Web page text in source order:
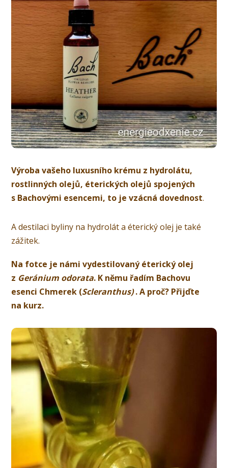
Výroba vašeho luxusního krému z hydrolátu,
rostlinných olejů, éterických olejů spojených
s Bachovými esencemi, to je vzácná dovednost.
A destilaci byliny na hydrolát a éterický olej je také
zážitek.
Na fotce je námi vydestilovaný éterický olej
z Geránium odorata. K němu řadím Bachovu
esenci Chmerek (Scleranthus). A proč? Přijďte
na kurz.